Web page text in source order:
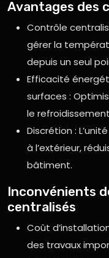
Avantages des
Contrôle
gérer la
depuis un seul
Efficacité
surfaces :
le
Discrétion :
à l’extérieur,
bâtiment.
Inconvénients
centralisés
Coût
des travaux